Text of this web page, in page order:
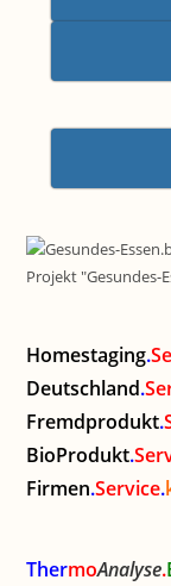
Homestaging.
Deutschland.
Fremdprodukt.
BioProdukt.
Firmen.Service.
ThermoAnalyse.